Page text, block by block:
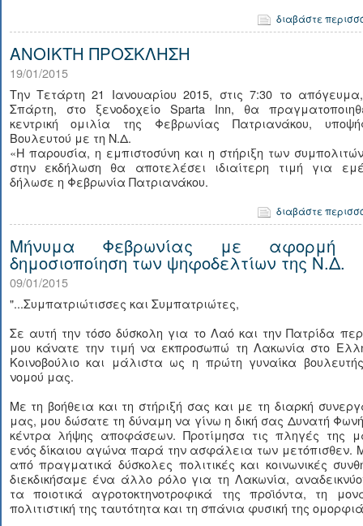
διαβάστε
ΑΝΟΙΚΤΗ ΠΡΟΣΚΛΗΣΗ
19/01/2015
Την Τετάρτη 21 Ιανουαρίου 2015, στις 7:30 το
Σπάρτη, στο ξενοδοχείο Sparta Inn, θα
κεντρική ομιλία της Φεβρωνίας Πατριανάκου,
Βουλευτού με τη Ν.Δ.
«Η παρουσία, η εμπιστοσύνη και η στήριξη των
στην εκδήλωση θα αποτελέσει ιδιαίτερη τιμή για
δήλωσε η Φεβρωνία Πατριανάκου.
διαβάστε
Μήνυμα Φεβρωνίας με αφορμή
δημοσιοποίηση των ψηφοδελτίων της Ν.Δ.
09/01/2015
"...Συμπατριώτισσες και Συμπατριώτες,
Σε αυτή την τόσο δύσκολη για το Λαό και την Πατρίδα
μου κάνατε την τιμή να εκπροσωπώ τη Λακωνία στο
Κοινοβούλιο και μάλιστα ως η πρώτη γυναίκα
νομού μας.
Με τη βοήθεια και τη στήριξή σας και με τη διαρκή
μας, μου δώσατε τη δύναμη να γίνω η δική σας Δυνατή
κέντρα λήψης αποφάσεων. Προτίμησα τις πληγές της
ενός δίκαιου αγώνα παρά την ασφάλεια των μετόπισθεν.
από πραγματικά δύσκολες πολιτικές και κοινωνικές
διεκδικήσαμε ένα άλλο ρόλο για τη Λακωνία,
τα ποιοτικά αγροτοκτηνοτροφικά της προϊόντα, τη
πολιτιστική της ταυτότητα και τη σπάνια φυσική της